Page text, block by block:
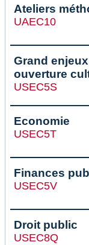
Ateliers
UAEC10
Grand
ouverture
USEC5S
Economie
USEC5T
Finances
USEC5V
Droit public
USEC8Q